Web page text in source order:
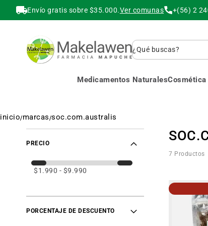
Envío gratis sobre $35.000.Ver comunas +(56) 2
Buscar
Medicamentos Naturales
inicio marcas soc.com.australis
7 Productos
PRECIO
$1.990 - $9.990
PORCENTAJE DE DESCUENTO